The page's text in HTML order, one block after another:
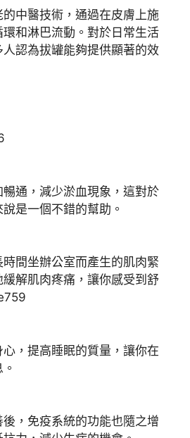
中醫技術，通過在皮膚上施
和淋巴流動。對於日常生活
認為拔罐能夠提供顯著的效
通，減少淤血現象，這對於
是一個不錯的幫助。
間坐辦公室而產生的肌肉緊
解肌肉疼痛，讓你感受到舒
，提高睡眠的質量，讓你在
，免疫系統的功能也隨之增